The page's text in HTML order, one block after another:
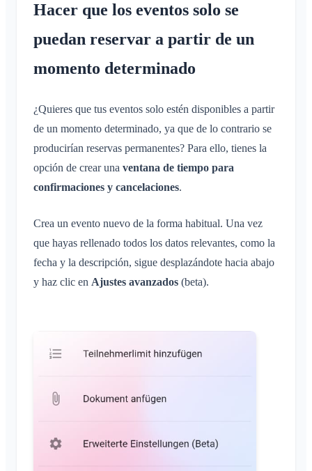
Hacer que los eventos solo se
puedan reservar a partir de un
momento determinado
¿Quieres que tus eventos solo estén disponibles a partir
de un momento determinado, ya que de lo contrario se
producirían reservas permanentes? Para ello, tienes la
opción de crear una ventana de tiempo para
confirmaciones y cancelaciones.
Crea un evento nuevo de la forma habitual. Una vez
que hayas rellenado todos los datos relevantes, como la
fecha y la descripción, sigue desplazándote hacia abajo
y haz clic en Ajustes avanzados (beta).